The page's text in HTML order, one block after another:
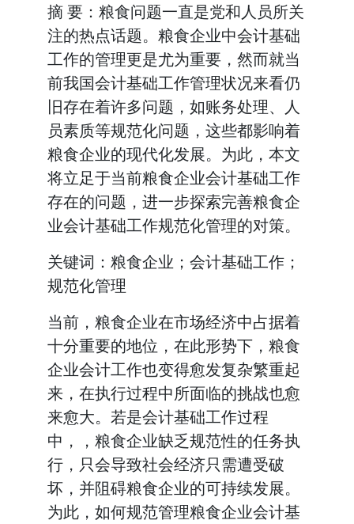
摘 要：粮食问题一直是党和人员所关
注的热点话题。粮食企业中会计基础
工作的管理更是尤为重要，然而就当
前我国会计基础工作管理状况来看仍
旧存在着许多问题，如账务处理、人
员素质等规范化问题，这些都影响着
粮食企业的现代化发展。为此，本文
将立足于当前粮食企业会计基础工作
存在的问题，进一步探索完善粮食企
业会计基础工作规范化管理的对策。
关键词：粮食企业；会计基础工作；
规范化管理
当前，粮食企业在市场经济中占据着
十分重要的地位，在此形势下，粮食
企业会计工作也变得愈发复杂繁重起
来，在执行过程中所面临的挑战也愈
来愈大。若是会计基础工作过程
中，，粮食企业缺乏规范性的任务执
行，只会导致社会经济只需遭受破
坏，并阻碍粮食企业的可持续发展。
为此，如何规范管理粮食企业会计基